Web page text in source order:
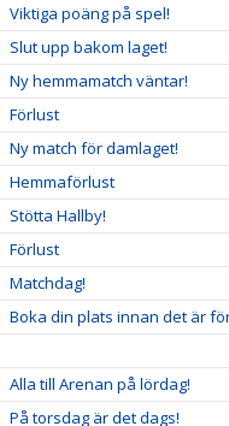
Viktiga poäng på spel!
Slut upp bakom laget!
Ny hemmamatch väntar!
Förlust
Ny match för damlaget!
Hemmaförlust
Stötta Hallby!
Förlust
Matchdag!
Boka din plats innan det är
Alla till Arenan på lördag!
På torsdag är det dags!